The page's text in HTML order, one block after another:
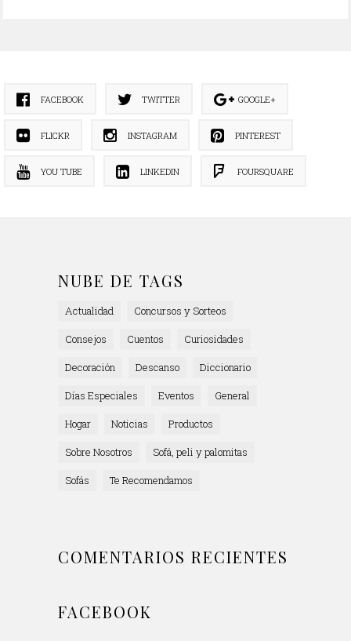
FACEBOOK TWITTER GOOGLE+
FLICKR INSTAGRAM PINTEREST
YOU TUBE LINKEDIN FOURSQUARE
NUBE DE TAGS
Actualidad
Concursos y Sorteos
Consejos
Cuentos
Curiosidades
Decoración
Descanso
Diccionario
Días Especiales
Eventos
General
Hogar
Noticias
Productos
Sobre Nosotros
Sofá, peli y palomitas
Sofás
Te Recomendamos
COMENTARIOS RECIENTES
FACEBOOK